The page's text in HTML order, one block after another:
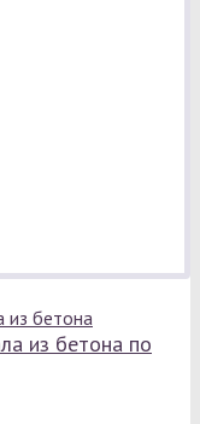
из бетона по